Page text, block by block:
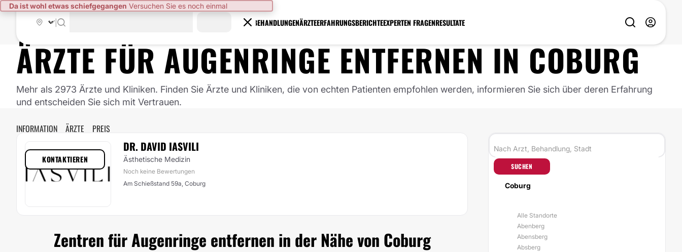
Da ist wohl etwas schiefgegangen Versuchen Sie es noch einmal
BEHANDLUNGENÄRZTEERFAHRUNGSBERICHTEEXPERTEN FRAGENRESULTATE
ÄRZTE FÜRAUGENRINGE ENTFERNENINCOBURG
Mehr als 2973 Ärzte und Kliniken. Finden Sie Ärzte und Kliniken, die von echten Patienten empfohlen werden, informieren Sie sich über deren Erfahrung
und entscheiden Sie sich mit Vertrauen.
INFORMATION ÄRZTE PREIS
DR. DAVID IASVILI
Ästhetische Medizin
Noch keine Bewertungen
Am Schießstand 59a, Coburg
KONTAKTIEREN
Zentren für Augenringe entfernen in der Nähe von Coburg
SUCHEN
Coburg
Alle Standorte
Abenberg
Abensberg
Absberg